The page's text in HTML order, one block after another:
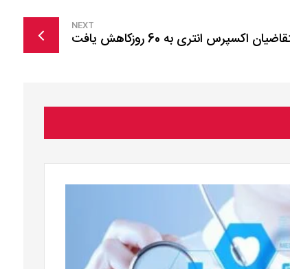
NEXT
انتری به 60 روزکاهش یافت